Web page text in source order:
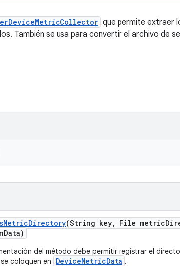
que permite extraer
También se usa para convertir el archivo de
MetricDirectory(String key, File metric
Data)
del método debe permitir registrar el
coloquen en
DeviceMetricData .